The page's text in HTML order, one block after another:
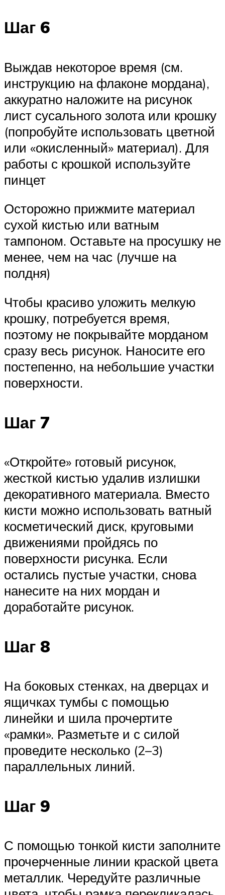
Шаг 6
Выждав некоторое время (см.
инструкцию на флаконе мордана),
аккуратно наложите на рисунок
лист сусального золота или крошку
(попробуйте использовать цветной
или «окисленный» материал). Для
работы с крошкой используйте
пинцет
Осторожно прижмите материал
сухой кистью или ватным
тампоном. Оставьте на просушку не
менее, чем на час (лучше на
полдня)
Чтобы красиво уложить мелкую
крошку, потребуется время,
поэтому не покрывайте морданом
сразу весь рисунок. Наносите его
постепенно, на небольшие участки
поверхности.
Шаг 7
«Откройте» готовый рисунок,
жесткой кистью удалив излишки
декоративного материала. Вместо
кисти можно использовать ватный
косметический диск, круговыми
движениями пройдясь по
поверхности рисунка. Если
остались пустые участки, снова
нанесите на них мордан и
доработайте рисунок.
Шаг 8
На боковых стенках, на дверцах и
ящичках тумбы с помощью
линейки и шила прочертите
«рамки». Разметьте и с силой
проведите несколько (2–3)
параллельных линий.
Шаг 9
С помощью тонкой кисти заполните
прочерченные линии краской цвета
металлик. Чередуйте различные